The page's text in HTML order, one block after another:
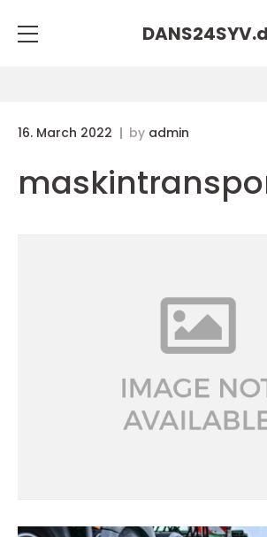
DANS24SYV.
16. March 2022 by admin